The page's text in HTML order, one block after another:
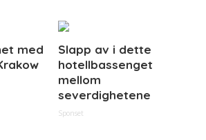
med
Slapp av i dette
hotellbassenget
mellom
severdighetene
Sponset